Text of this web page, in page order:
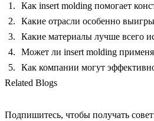
Как insert molding помогает
Какие отрасли особенно
Какие материалы лучше всего
Может ли insert molding
Как компании могут
Related Blogs
Подпишитесь, чтобы получать